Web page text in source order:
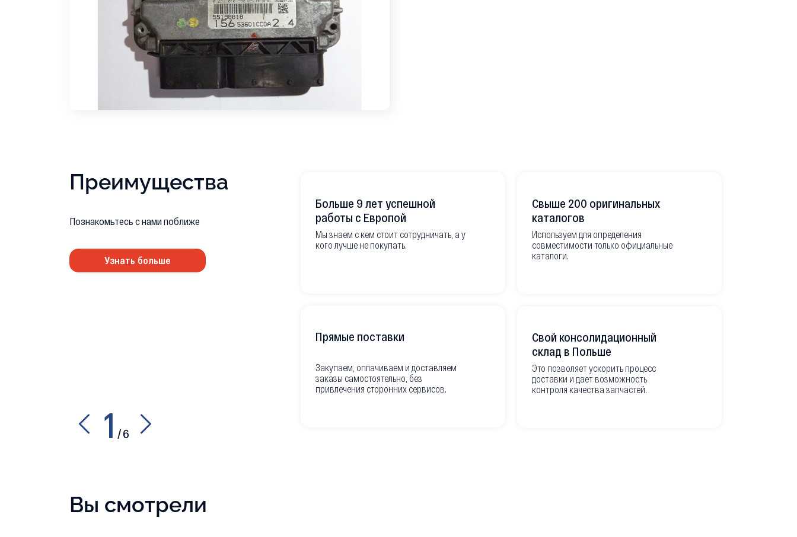
Преимущества
Познакомьтесь с нами поближе
Узнать больше
1 /6
Больше 9 лет успешной
работы с Европой
Мы знаем с кем стоит сотрудничать, а у
кого лучше не покупать.
Прямые поставки
Закупаем, оплачиваем и доставляем
заказы самостоятельно, без
привлечения сторонних сервисов.
Свыше 200 оригинальных
каталогов
Используем для определения
совместимости только официальные
каталоги.
Свой консолидационный
склад в Польше
Это позволяет ускорить процесс
доставки и дает возможность
контроля качества запчастей.
Вы смотрели